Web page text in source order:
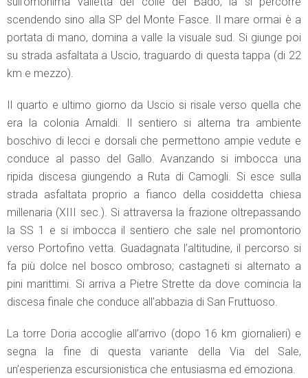
scendendo sino alla SP del Monte Fasce. Il mare ormai è a
portata di mano, domina a valle la visuale sud. Si giunge poi
su strada asfaltata a Uscio, traguardo di questa tappa (di 22
km e mezzo).
Il quarto e ultimo giorno da Uscio si risale verso quella che
era la colonia Arnaldi. Il sentiero si alterna tra ambiente
boschivo di lecci e dorsali che permettono ampie vedute e
conduce al passo del Gallo. Avanzando si imbocca una
ripida discesa giungendo a Ruta di Camogli. Si esce sulla
strada asfaltata proprio a fianco della cosiddetta chiesa
millenaria (XIII sec.). Si attraversa la frazione oltrepassando
la SS 1 e si imbocca il sentiero che sale nel promontorio
verso Portofino vetta. Guadagnata l’altitudine, il percorso si
fa più dolce nel bosco ombroso; castagneti si alternato a
pini marittimi. Si arriva a Pietre Strette da dove comincia la
discesa finale che conduce all’abbazia di San Fruttuoso.
La torre Doria accoglie all’arrivo (dopo 16 km giornalieri) e
segna la fine di questa variante della Via del Sale,
un’esperienza escursionistica che entusiasma ed emoziona.